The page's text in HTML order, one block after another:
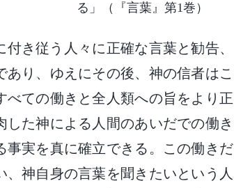
る」（『言葉』第1巻）
き従う人々に正確な言葉と勧告、
り、ゆえにその後、神の信者はこ
ての働きと全人類への旨をより正
た神による人間のあいだでの働き
実を真に確立できる。この働きだ
神自身の言葉を聞きたいという人